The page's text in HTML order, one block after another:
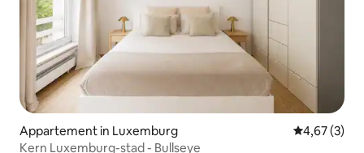
Appartement in Luxemburg
4,67 (3)
Kern Luxemburg-stad - Bullseye